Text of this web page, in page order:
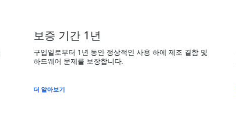
보증 기간 1년
구입일로부터 1년 동안 정상적인 사용 하에 제조 결함 및
하드웨어 문제를 보장합니다.
더 알아보기